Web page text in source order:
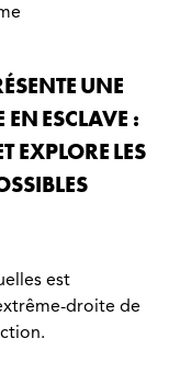
UNE
EN ESCLAVE :
EXPLORE LES
est
droite de